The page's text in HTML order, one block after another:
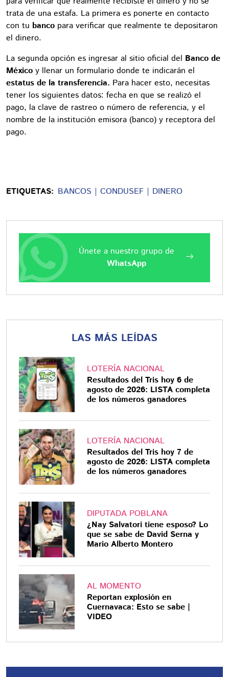
trata de una estafa. La primera es ponerte en contacto
con tu banco para verificar que realmente te depositaron
el dinero.
La segunda opción es ingresar al sitio oficial del Banco de
México y llenar un formulario donde te indicarán el
estatus de la transferencia. Para hacer esto, necesitas
tener los siguientes datos: fecha en que se realizó el
pago, la clave de rastreo o número de referencia, y el
nombre de la institución emisora (banco) y receptora del
pago.
ETIQUETAS: BANCOS CONDUSEF DINERO
Únete a nuestro grupo de
WhatsApp
LAS MÁS LEÍDAS
LOTERÍA NACIONAL
Resultados del Tris hoy 6 de
agosto de 2026: LISTA completa
de los números ganadores
LOTERÍA NACIONAL
Resultados del Tris hoy 7 de
agosto de 2026: LISTA completa
de los números ganadores
DIPUTADA POBLANA
¿Nay Salvatori tiene esposo? Lo
que se sabe de David Serna y
Mario Alberto Montero
AL MOMENTO
Reportan explosión en
Cuernavaca: Esto se sabe |
VIDEO